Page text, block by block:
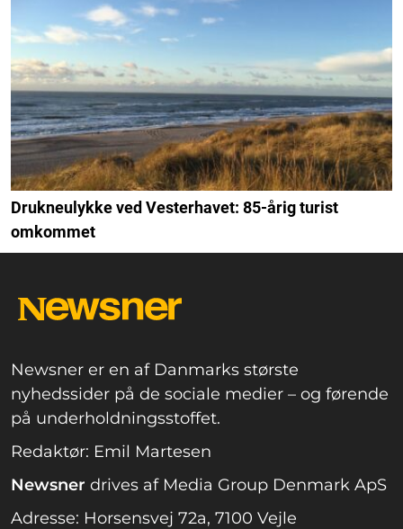
Drukneulykke ved Vesterhavet: 85-årig turist
omkommet
Newsner er en af Danmarks største
nyhedssider på de sociale medier – og førende
på underholdningsstoffet.
Redaktør: Emil Martesen
Newsner drives af Media Group Denmark ApS
Adresse: Horsensvej 72a, 7100 Vejle